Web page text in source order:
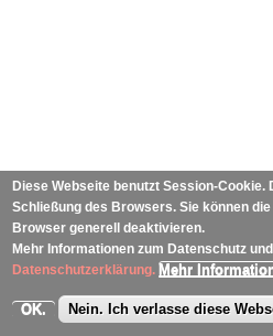
Diese Webseite benutzt Session-Cookie.
Schließung des Browsers. Sie können
Browser generell deaktivieren.
Mehr Informationen zum Datenschutz
Datenschutzerklärung. Mehr
OK. Nein. Ich verlasse diese